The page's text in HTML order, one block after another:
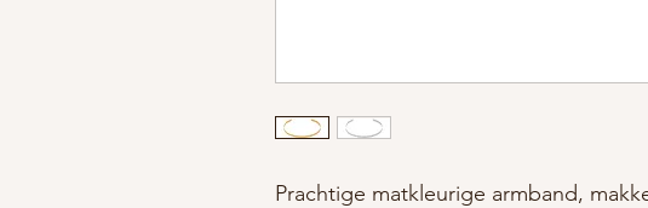
Prachtige matkleurige armband,